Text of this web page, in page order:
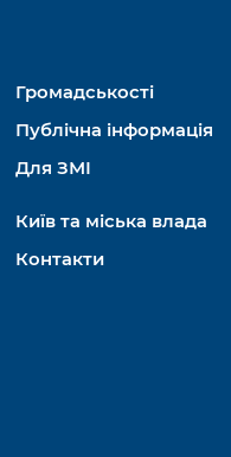
Громадськості
Публічна інформація
Для ЗМІ
Київ та міська влада
Контакти